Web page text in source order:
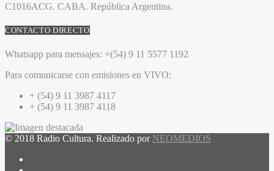
C1016ACG. CABA. República Argentina.
CONTACTO DIRECTO
Whatsapp para mensajes: +(54) 9 11 5577 1192
Para comunicarse con emisiones en VIVO:
+ (54) 9 11 3987 4117
+ (54) 9 11 3987 4118
© 2018 Radio Cultura. Realizado por NEOMEDIOS